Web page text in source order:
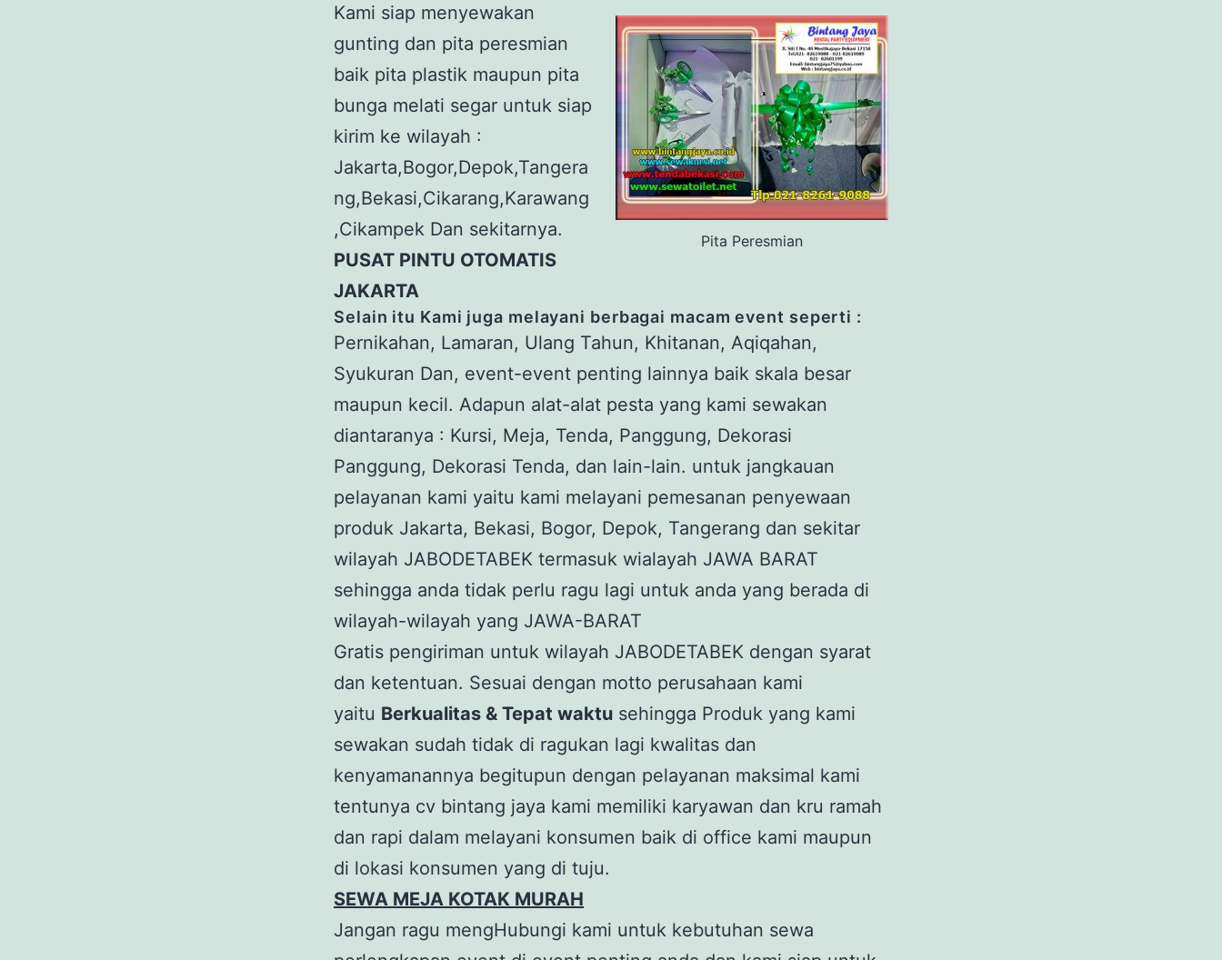
Pita Peresmian
Kami siap menyewakan
gunting dan pita peresmian
baik pita plastik maupun pita
bunga melati segar untuk siap
kirim ke wilayah :
Jakarta,Bogor,Depok,Tangera
ng,Bekasi,Cikarang,Karawang
,Cikampek Dan sekitarnya.
PUSAT PINTU OTOMATIS
JAKARTA
Selain itu Kami juga melayani berbagai macam event seperti :
Pernikahan, Lamaran, Ulang Tahun, Khitanan, Aqiqahan,
Syukuran Dan, event-event penting lainnya baik skala besar
maupun kecil. Adapun alat-alat pesta yang kami sewakan
diantaranya : Kursi, Meja, Tenda, Panggung, Dekorasi
Panggung, Dekorasi Tenda, dan lain-lain. untuk jangkauan
pelayanan kami yaitu kami melayani pemesanan penyewaan
produk Jakarta, Bekasi, Bogor, Depok, Tangerang dan sekitar
wilayah JABODETABEK termasuk wialayah JAWA BARAT
sehingga anda tidak perlu ragu lagi untuk anda yang berada di
wilayah-wilayah yang JAWA-BARAT
Gratis pengiriman untuk wilayah JABODETABEK dengan syarat
dan ketentuan. Sesuai dengan motto perusahaan kami
yaitu Berkualitas & Tepat waktu sehingga Produk yang kami
sewakan sudah tidak di ragukan lagi kwalitas dan
kenyamanannya begitupun dengan pelayanan maksimal kami
tentunya cv bintang jaya kami memiliki karyawan dan kru ramah
dan rapi dalam melayani konsumen baik di office kami maupun
di lokasi konsumen yang di tuju.
SEWA MEJA KOTAK MURAH
Jangan ragu mengHubungi kami untuk kebutuhan sewa